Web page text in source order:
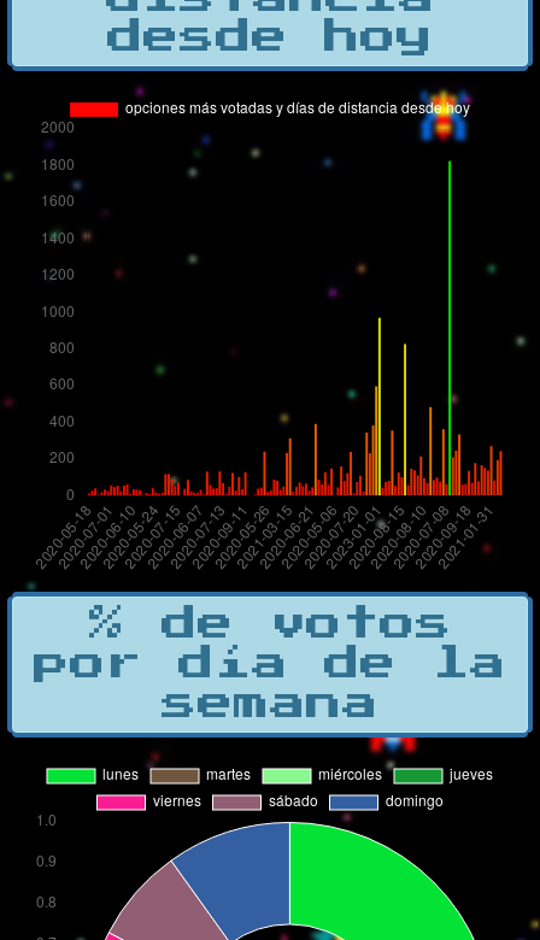
desde hoy
% de votos
por día de la
semana